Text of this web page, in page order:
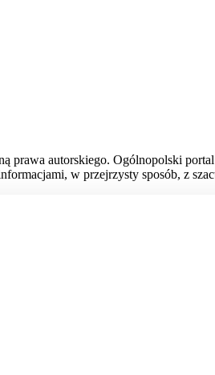
autorskiego. Ogólnopolski
w przejrzysty sposób, z